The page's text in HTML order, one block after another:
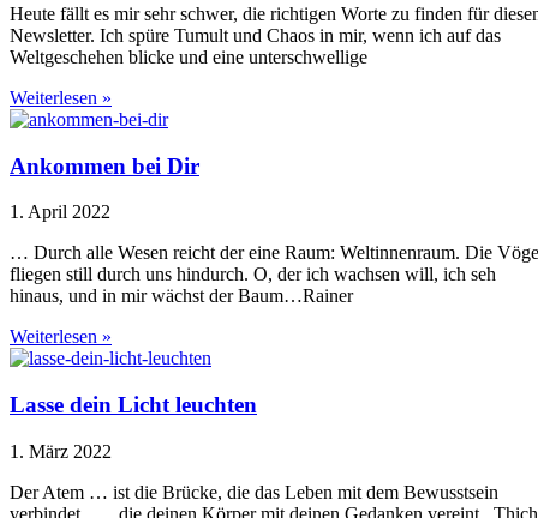
Heute fällt es mir sehr schwer, die richtigen Worte zu finden für
Newsletter. Ich spüre Tumult und Chaos in mir, wenn ich auf das
Weltgeschehen blicke und eine unterschwellige
Weiterlesen »
Ankommen bei Dir
1. April 2022
… Durch alle Wesen reicht der eine Raum: Weltinnenraum. Die
fliegen still durch uns hindurch. O, der ich wachsen will, ich seh
hinaus, und in mir wächst der Baum…Rainer
Weiterlesen »
Lasse dein Licht leuchten
1. März 2022
Der Atem … ist die Brücke, die das Leben mit dem Bewusstsein
verbindet, … die deinen Körper mit deinen Gedanken vereint. Thich